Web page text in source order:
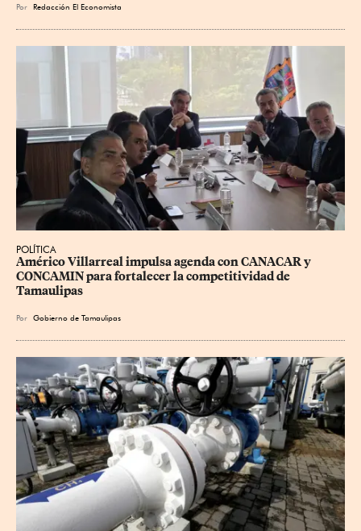
Por Redacción El Economista
POLÍTICA
Américo Villarreal impulsa agenda con CANACAR y
CONCAMIN para fortalecer la competitividad de
Tamaulipas
Por Gobierno de Tamaulipas